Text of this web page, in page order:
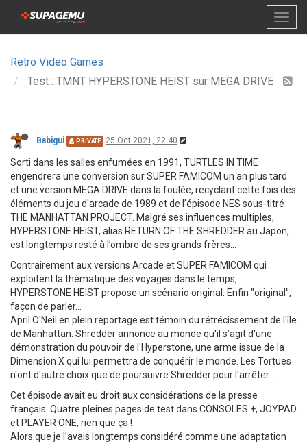
Retro Video Games
Test : TMNT HYPERSTONE HEIST sur MEGA DRIVE
Babigui PRIVATE 25 Oct 2021, 22:40
Sorti dans les salles enfumées en 1991, TURTLES IN TIME
engendrera une conversion sur SUPER FAMICOM un an plus tard
et une version MEGA DRIVE dans la foulée, recyclant cette fois des
éléments du jeu d'arcade de 1989 et de l’épisode NES sous-titré
THE MANHATTAN PROJECT. Malgré ses influences multiples,
HYPERSTONE HEIST, alias RETURN OF THE SHREDDER au Japon,
est longtemps resté à l’ombre de ses grands frères…
Contrairement aux versions Arcade et SUPER FAMICOM qui
exploitent la thématique des voyages dans le temps,
HYPERSTONE HEIST propose un scénario original. Enfin "original",
façon de parler…
April O'Neil en plein reportage est témoin du rétrécissement de l'île
de Manhattan. Shredder annonce au monde qu'il s’agit d'une
démonstration du pouvoir de l'Hyperstone, une arme issue de la
Dimension X qui lui permettra de conquérir le monde. Les Tortues
n'ont d'autre choix que de poursuivre Shredder pour l'arrêter...
Cet épisode avait eu droit aux considérations de la presse
français. Quatre pleines pages de test dans CONSOLES +, JOYPAD
et PLAYER ONE, rien que ça !
Alors que je l’avais longtemps considéré comme une adaptation